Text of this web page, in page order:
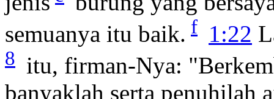
semuanya itu baik. f 1:22
8 itu, firman-Nya:
banyaklah serta penuhilah